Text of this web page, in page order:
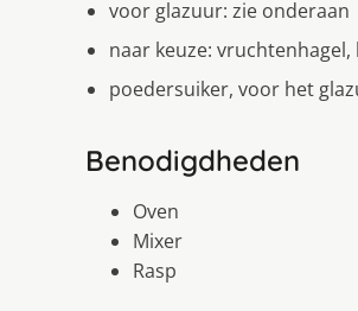
voor glazuur: zie onderaan
naar keuze:
poedersuiker, voor het
Benodigdheden
Oven
Mixer
Rasp